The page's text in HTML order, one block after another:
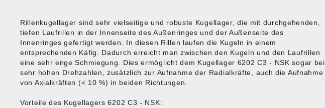
Rillenkugellager sind sehr vielseitige und robuste Kugellager, die mit durchgehenden,
tiefen Laufrillen in der Innenseite des Außenringes und der Außenseite des
Innenringes gefertigt werden. In diesen Rillen laufen die Kugeln in einem
entsprechenden Käfig. Dadurch erreicht man zwischen den Kugeln und den Laufrillen
eine sehr enge Schmiegung. Dies ermöglicht dem Kugellager 6202 C3 - NSK sogar bei
sehr hohen Drehzahlen, zusätzlich zur Aufnahme der Radialkräfte, auch die Aufnahme
von Axialkräften (< 10 %) in beiden Richtungen.
Vorteile des Kugellagers 6202 C3 - NSK: